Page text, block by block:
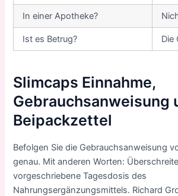
In einer Apotheke?
Ist es Betrug? Die
Slimcaps Einnahme,
Gebrauchsanweisung
Beipackzettel
Befolgen Sie die Gebrauchsanweisung
genau. Mit anderen Worten:
vorgeschriebene Tagesdosis des
Nahrungsergänzungsmittels. Richard